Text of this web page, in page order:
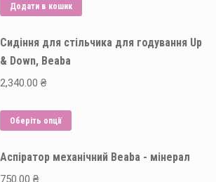
Додати в кошик
Сидіння для стільчика для годування Up
& Down, Beaba
2,340.00 ₴
Оберіть опції
має
Аспіратор механічний Beaba - мінерал
750.00 ₴